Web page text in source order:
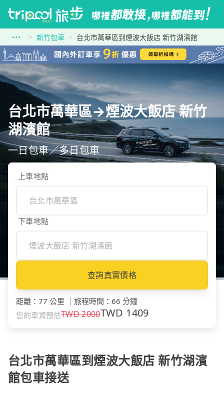
新竹包車 台北市萬華區到煙波大飯店 新竹湖濱館
台北市萬華區→煙波大飯店 新竹
湖濱館
一日包車／多日包車
上車地點
下車地點
查詢真實價格
距離 ： 77 公里 旅程時間 ： 66 分鐘
您的車資預估TWD2000TWD 1409
台北市萬華區到煙波大飯店 新竹湖濱
館包車接送